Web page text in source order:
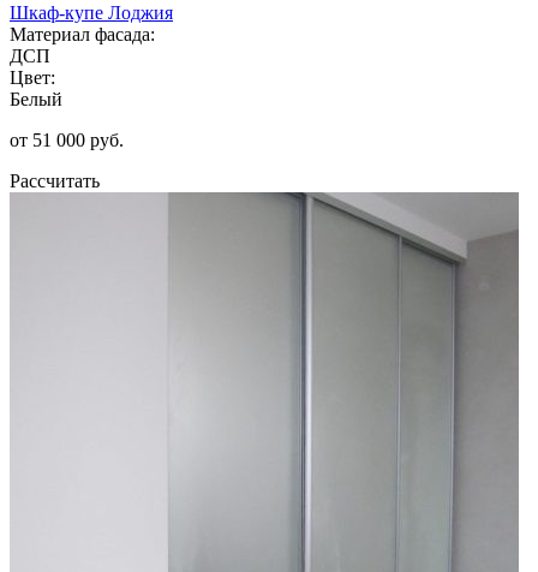
Шкаф-купе Лоджия
Материал фасада:
ДСП
Цвет:
Белый
от 51 000 руб.
Рассчитать